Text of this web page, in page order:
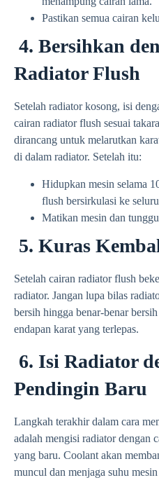
Pastikan semua cairan
4. Bersihkan
Radiator Flush
Setelah radiator kosong, isi
cairan radiator flush sesuai
dirancang untuk melarutkan
di dalam radiator. Setelah itu:
Hidupkan mesin selama
flush bersirkulasi ke
Matikan mesin dan
5. Kuras
Setelah cairan radiator flush
radiator. Jangan lupa bilas
bersih hingga benar-benar
endapan karat yang terlepas.
6. Isi Radiator
Pendingin Baru
Langkah terakhir dalam cara
adalah mengisi radiator dengan
yang baru. Coolant akan
muncul dan menjaga suhu